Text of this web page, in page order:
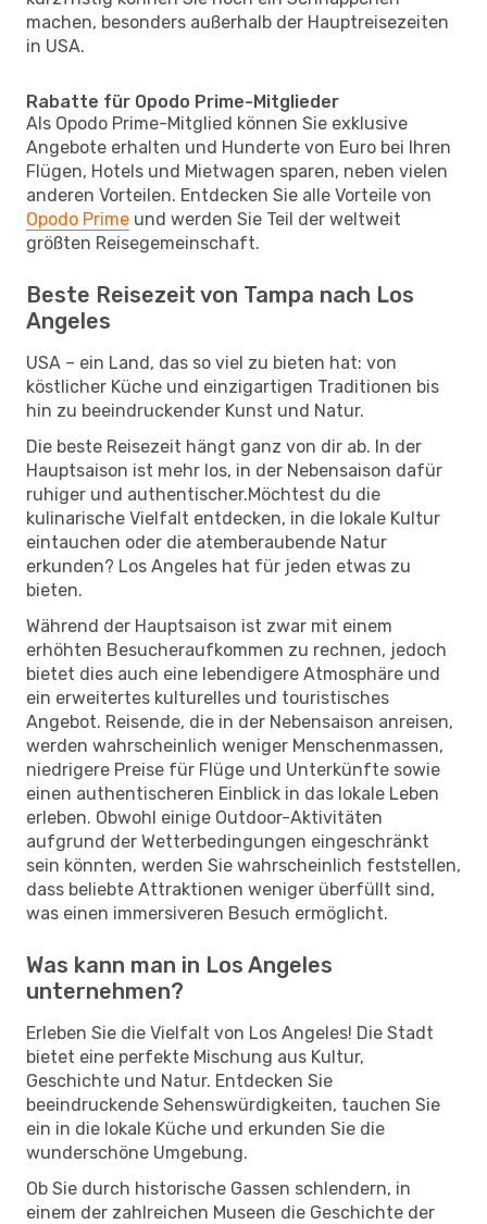
machen, besonders außerhalb der Hauptreisezeiten
in USA.
Rabatte für Opodo Prime-Mitglieder
Als Opodo Prime-Mitglied können Sie exklusive
Angebote erhalten und Hunderte von Euro bei Ihren
Flügen, Hotels und Mietwagen sparen, neben vielen
anderen Vorteilen. Entdecken Sie alle Vorteile von
Opodo Prime und werden Sie Teil der weltweit
größten Reisegemeinschaft.
Beste Reisezeit von Tampa nach Los
Angeles
USA – ein Land, das so viel zu bieten hat: von
köstlicher Küche und einzigartigen Traditionen bis
hin zu beeindruckender Kunst und Natur.
Die beste Reisezeit hängt ganz von dir ab. In der
Hauptsaison ist mehr los, in der Nebensaison dafür
ruhiger und authentischer.Möchtest du die
kulinarische Vielfalt entdecken, in die lokale Kultur
eintauchen oder die atemberaubende Natur
erkunden? Los Angeles hat für jeden etwas zu
bieten.
Während der Hauptsaison ist zwar mit einem
erhöhten Besucheraufkommen zu rechnen, jedoch
bietet dies auch eine lebendigere Atmosphäre und
ein erweitertes kulturelles und touristisches
Angebot. Reisende, die in der Nebensaison anreisen,
werden wahrscheinlich weniger Menschenmassen,
niedrigere Preise für Flüge und Unterkünfte sowie
einen authentischeren Einblick in das lokale Leben
erleben. Obwohl einige Outdoor-Aktivitäten
aufgrund der Wetterbedingungen eingeschränkt
sein könnten, werden Sie wahrscheinlich feststellen,
dass beliebte Attraktionen weniger überfüllt sind,
was einen immersiveren Besuch ermöglicht.
Was kann man in Los Angeles
unternehmen?
Erleben Sie die Vielfalt von Los Angeles! Die Stadt
bietet eine perfekte Mischung aus Kultur,
Geschichte und Natur. Entdecken Sie
beeindruckende Sehenswürdigkeiten, tauchen Sie
ein in die lokale Küche und erkunden Sie die
wunderschöne Umgebung.
Ob Sie durch historische Gassen schlendern, in
einem der zahlreichen Museen die Geschichte der